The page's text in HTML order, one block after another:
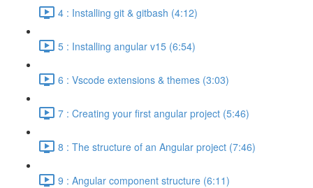
4 : Installing git & gitbash (4:12)
5 : Installing angular v15 (6:54)
6 : Vscode extensions & themes (3:03)
7 : Creating your first angular project (5:46)
8 : The structure of an Angular project (7:46)
9 : Angular component structure (6:11)